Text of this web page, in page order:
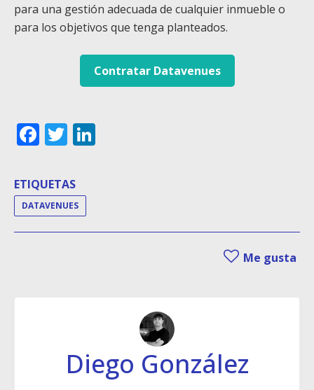
para una gestión adecuada de cualquier inmueble o
para los objetivos que tenga planteados.
Contratar Datavenues
Facebook
Twitter
ETIQUETAS
DATAVENUES
Me gusta
Diego González